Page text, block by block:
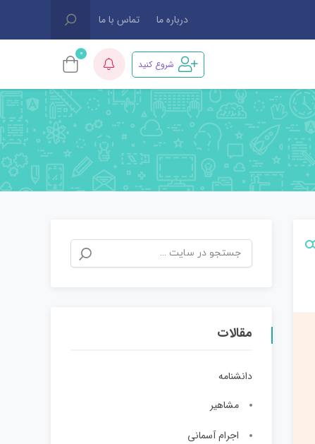
درباره ما تماس با ما
شروع کنید
0
مقالات
دانشنامه
مشاهیر
اجرام آسمانی